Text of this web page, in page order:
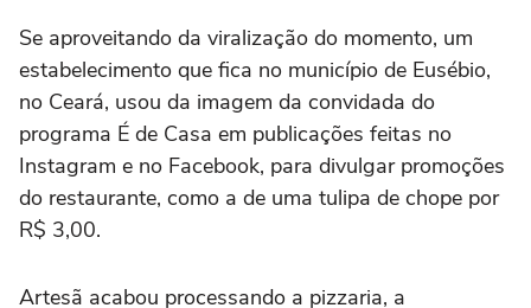
Se aproveitando da viralização do momento, um
estabelecimento que fica no município de Eusébio,
no Ceará, usou da imagem da convidada do
programa É de Casa em publicações feitas no
Instagram e no Facebook, para divulgar promoções
do restaurante, como a de uma tulipa de chope por
R$ 3,00.
Artesã acabou processando a pizzaria, a